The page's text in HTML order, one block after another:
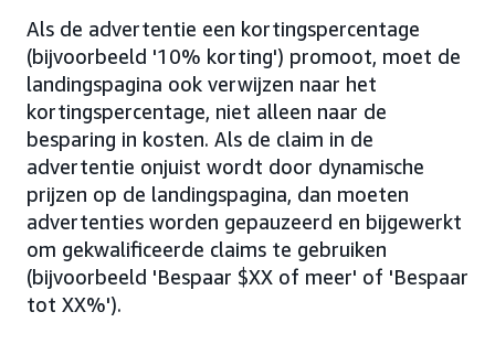
Als de advertentie een kortingspercentage
(bijvoorbeeld '10% korting') promoot, moet de
landingspagina ook verwijzen naar het
kortingspercentage, niet alleen naar de
besparing in kosten. Als de claim in de
advertentie onjuist wordt door dynamische
prijzen op de landingspagina, dan moeten
advertenties worden gepauzeerd en bijgewerkt
om gekwalificeerde claims te gebruiken
(bijvoorbeeld 'Bespaar $XX of meer' of 'Bespaar
tot XX%').